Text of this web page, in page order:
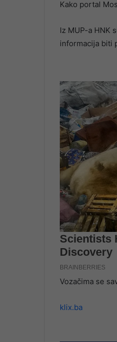
Kako portal
Iz MUP-a HNK
informacija biti
Vozačima se
klix.ba